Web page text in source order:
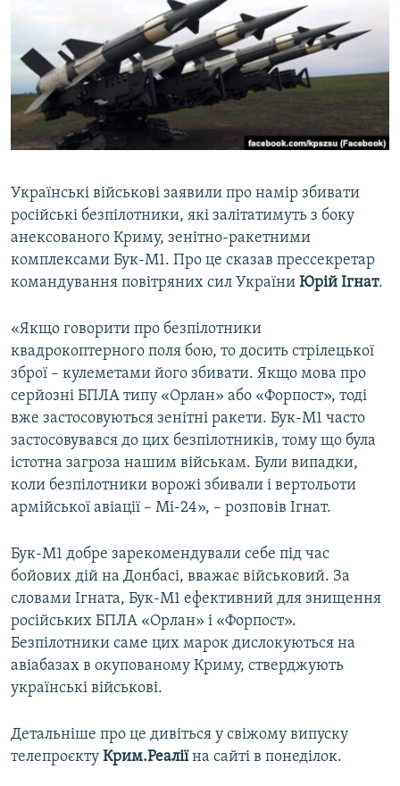
ДЕПОРТАЦІЯ
ВІДЕОУРОКИ «ELIFBE»
СВІДЧЕННЯ ОКУПАЦІЇ
УКРАЇНСЬКА ПРОБЛЕМА КРИМУ
ЯК ОБІЙТИ БЛОКУВАННЯ
Русский
Qırımtatar
Усі сайти RFE/RL
Українські військові заявили про намір збивати
російські безпілотники, які залітатимуть з боку
анексованого Криму, зенітно-ракетними
комплексами Бук-М1. Про це сказав прессекретар
командування повітряних сил України Юрій Ігнат.
«Якщо говорити про безпілотники
квадрокоптерного поля бою, то досить стрілецької
зброї – кулеметами його збивати. Якщо мова про
серйозні БПЛА типу «Орлан» або «Форпост», тоді
вже застосовуються зенітні ракети. Бук-М1 часто
застосовувався до цих безпілотників, тому що була
істотна загроза нашим військам. Були випадки,
коли безпілотники ворожі збивали і вертольоти
армійської авіації – Мі-24», – розповів Ігнат.
Бук-М1 добре зарекомендували себе під час
бойових дій на Донбасі, вважає військовий. За
словами Ігната, Бук-М1 ефективний для знищення
російських БПЛА «Орлан» і «Форпост».
Безпілотники саме цих марок дислокуються на
авіабазах в окупованому Криму, стверджують
українські військові.
Детальніше про це дивіться у свіжому випуску
телепроєкту Крим.Реаліїна сайті в понеділок.